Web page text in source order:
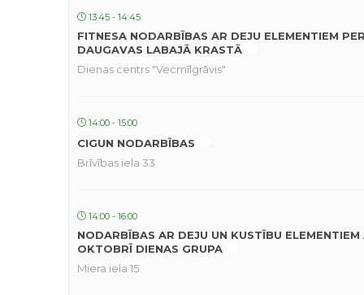
13:45 - 14:45
FITNESA NODARBĪBAS AR DEJU ELEMENTIEM
DAUGAVAS LABAJĀ KRASTĀ
Dienas centrs "Vecmīlgrāvis"
14:00 - 15:00
CIGUN NODARBĪBAS
Brīvības iela 33
14:00 - 16:00
NODARBĪBAS AR DEJU UN KUSTĪBU
OKTOBRĪ DIENAS GRUPA
Miera iela 15